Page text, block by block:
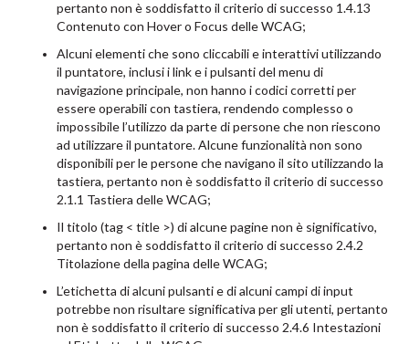
pertanto non è soddisfatto il criterio di successo 1.4.13
Contenuto con Hover o Focus delle WCAG;
Alcuni elementi che sono cliccabili e interattivi utilizzando
il puntatore, inclusi i link e i pulsanti del menu di
navigazione principale, non hanno i codici corretti per
essere operabili con tastiera, rendendo complesso o
impossibile l’utilizzo da parte di persone che non riescono
ad utilizzare il puntatore. Alcune funzionalità non sono
disponibili per le persone che navigano il sito utilizzando la
tastiera, pertanto non è soddisfatto il criterio di successo
2.1.1 Tastiera delle WCAG;
Il titolo (tag < title >) di alcune pagine non è significativo,
pertanto non è soddisfatto il criterio di successo 2.4.2
Titolazione della pagina delle WCAG;
L’etichetta di alcuni pulsanti e di alcuni campi di input
potrebbe non risultare significativa per gli utenti, pertanto
non è soddisfatto il criterio di successo 2.4.6 Intestazioni